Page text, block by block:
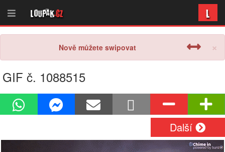
Loupak.cz L
×
Nově můžete swipovat
GIF č. 1088515
Další